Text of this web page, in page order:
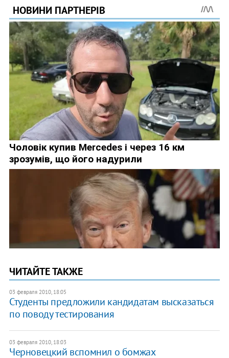
ЧИТАЙТЕ ТАКЖЕ
03 февраля 2010, 18:05
Студенты предложили кандидатам высказаться
по поводу тестирования
03 февраля 2010, 18:03
Черновецкий вспомнил о бомжах